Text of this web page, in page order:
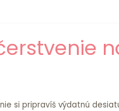
si pripravíš výdatnú